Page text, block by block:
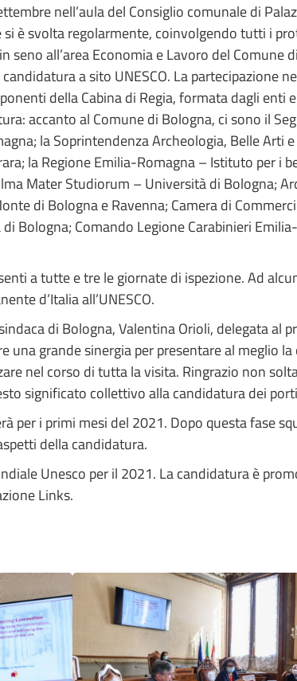
nell’aula del Consiglio comunale di
è svolta regolarmente, coinvolgendo tutti i
all’area Economia e Lavoro del Comune
a sito UNESCO. La partecipazione
della Cabina di Regia, formata dagli enti
accanto al Comune di Bologna, ci sono il
la Soprintendenza Archeologia, Belle Arti
la Regione Emilia-Romagna – Istituto per i
Mater Studiorum – Università di Bologna;
di Bologna e Ravenna; Camera di
Bologna; Comando Legione Carabinieri
a tutte e tre le giornate di ispezione. Ad
d’Italia all’UNESCO.
di Bologna, Valentina Orioli, delegata al
grande sinergia per presentare al meglio
nel corso di tutta la visita. Ringrazio non
significato collettivo alla candidatura dei
per i primi mesi del 2021. Dopo questa fase
della candidatura.
Unesco per il 2021. La candidatura è
Links.